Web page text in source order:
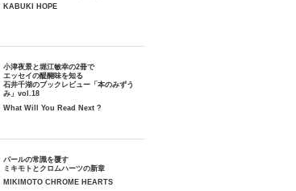
KABUKI HOPE
小津夜景と堀江敏幸の2冊で
エッセイの醍醐味を知る
石井千湖のブックレビュー「本のみずう
み」vol.18
What Will You Read Next ?
パールの常識を覆す
ミキモトとクロムハーツの新章
MIKIMOTO CHROME HEARTS